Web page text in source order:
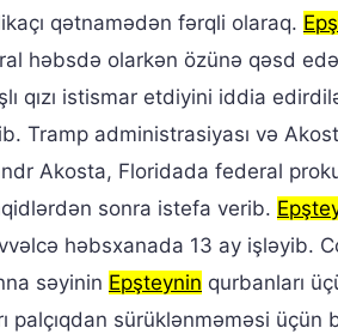
qətnamədən fərqli olaraq.
həbsdə olarkən özünə qəsd
qızı istismar etdiyini iddia
Tramp administrasiyası və
Akosta, Floridada federal
sonra istefa verib.
həbsxanada 13 ay işləyib.
səyinin Epşteynin qurbanları
palçıqdan sürüklənməməsi